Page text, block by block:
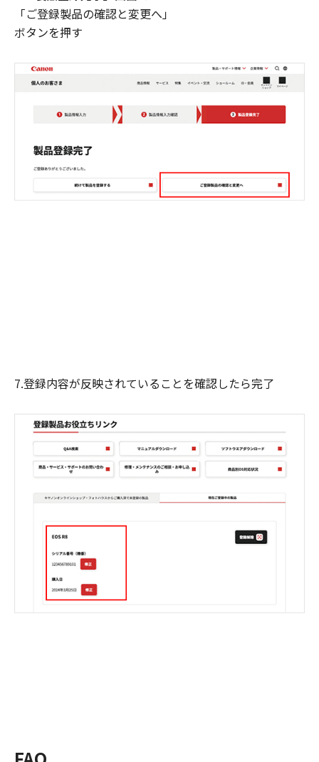
「ご登録製品の確認と変更へ」
ボタンを押す
7.登録内容が反映されていることを確認したら完了